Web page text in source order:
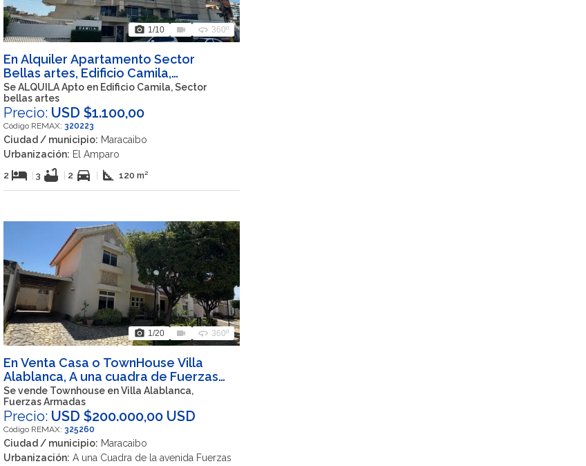
photo_camera 1/10 videocam 360 360º
En Alquiler Apartamento Sector
Bellas artes, Edificio Camila,
Maracaibo Estado Zulia
Se ALQUILA Apto en Edificio Camila, Sector
bellas artes
Precio: USD $1.100,00
Código REMAX: 320223
Ciudad / municipio: Maracaibo
Urbanización: El Amparo
2 hotel | 3 bathtub | 2 directions_car | square_foot 120 m²
photo_camera 1/20 videocam 360 360º
En Venta Casa o TownHouse Villa
Alablanca, A una cuadra de Fuerzas
Armadas, Maracaibo Estado Zulia
Se vende Townhouse en Villa Alablanca,
Fuerzas Armadas
Precio: USD $200.000,00 USD
Código REMAX: 325260
Ciudad / municipio: Maracaibo
Urbanización: A una Cuadra de la avenida Fuerzas